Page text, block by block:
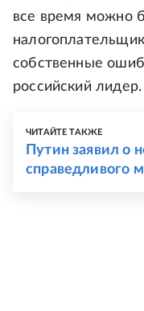
все время можно
собственные
российский лидер.
ЧИТАЙТЕ ТАКЖЕ
Путин заявил о
справедливого